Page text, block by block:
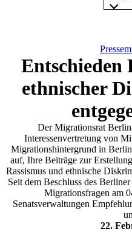
Entschieden
ethnischer
Der Migrationsrat
Interessenvertretung von
Migrationshintergrund in
auf, Ihre Beiträge zur
Rassismus und ethnische
Seit dem Beschluss des
Migrationsfragen am
Senatsverwaltungen
22.